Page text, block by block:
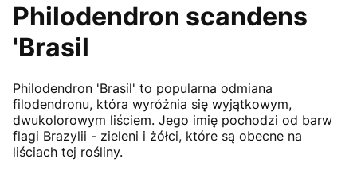
Philodendron scandens
'Brasil
Philodendron 'Brasil' to popularna odmiana
filodendronu, która wyróżnia się wyjątkowym,
dwukolorowym liściem. Jego imię pochodzi od barw
flagi Brazylii - zieleni i żółci, które są obecne na
liściach tej rośliny.